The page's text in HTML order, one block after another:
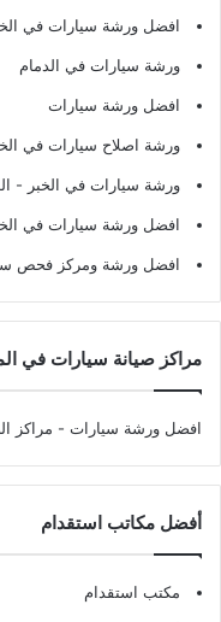
افضل ورشة سيارات في
ورشة سيارات في الدمام
افضل ورشة سيارات
ورشة اصلاح سيارات في
ورشة سيارات في الخبر -
افضل ورشة سيارات في
افضل ورشة ومركز فحص
مراكز صيانة سيارات في
افضل ورشة سيارات - مراكز
أفضل مكاتب استقدام
مكتب استقدام